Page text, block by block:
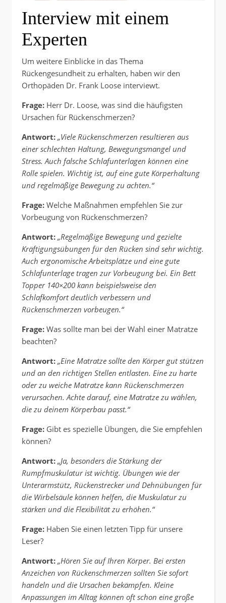
Interview mit einem
Experten
Um weitere Einblicke in das Thema
Rückengesundheit zu erhalten, haben wir den
Orthopäden Dr. Frank Loose interviewt.
Frage: Herr Dr. Loose, was sind die häufigsten
Ursachen für Rückenschmerzen?
Antwort: „Viele Rückenschmerzen resultieren aus
einer schlechten Haltung, Bewegungsmangel und
Stress. Auch falsche Schlafunterlagen können eine
Rolle spielen. Wichtig ist, auf eine gute Körperhaltung
und regelmäßige Bewegung zu achten.“
Frage: Welche Maßnahmen empfehlen Sie zur
Vorbeugung von Rückenschmerzen?
Antwort: „Regelmäßige Bewegung und gezielte
Kräftigungsübungen für den Rücken sind sehr wichtig.
Auch ergonomische Arbeitsplätze und eine gute
Schlafunterlage tragen zur Vorbeugung bei. Ein Bett
Topper 140×200 kann beispielsweise den
Schlafkomfort deutlich verbessern und
Rückenschmerzen vorbeugen.“
Frage: Was sollte man bei der Wahl einer Matratze
beachten?
Antwort: „Eine Matratze sollte den Körper gut stützen
und an den richtigen Stellen entlasten. Eine zu harte
oder zu weiche Matratze kann Rückenschmerzen
verursachen. Achte darauf, eine Matratze zu wählen,
die zu deinem Körperbau passt.“
Frage: Gibt es spezielle Übungen, die Sie empfehlen
können?
Antwort: „Ja, besonders die Stärkung der
Rumpfmuskulatur ist wichtig. Übungen wie der
Unterarmstütz, Rückenstrecker und Dehnübungen für
die Wirbelsäule können helfen, die Muskulatur zu
stärken und die Flexibilität zu erhöhen.“
Frage: Haben Sie einen letzten Tipp für unsere
Leser?
Antwort: „Hören Sie auf Ihren Körper. Bei ersten
Anzeichen von Rückenschmerzen sollten Sie sofort
handeln und die Ursachen bekämpfen. Kleine
Anpassungen im Alltag können oft schon eine große